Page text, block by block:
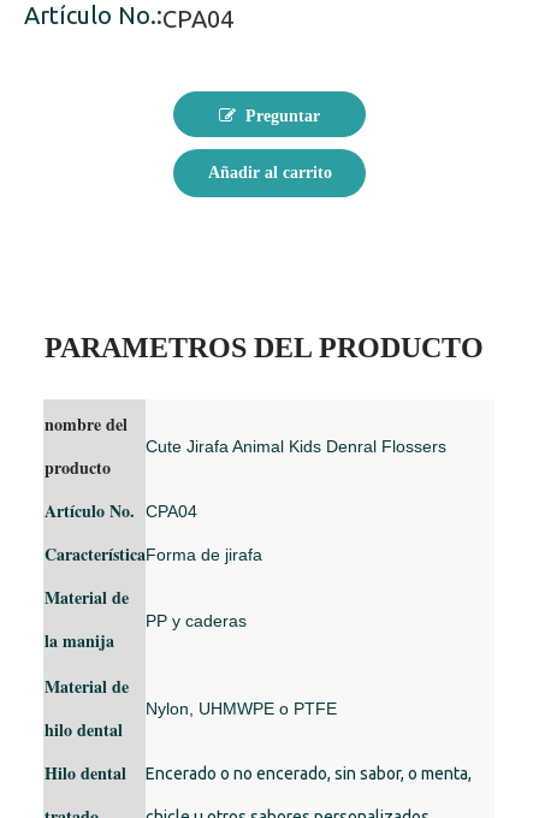
Artículo No.:CPA04
Preguntar
Añadir al carrito
PARAMETROS DEL PRODUCTO
nombre del
producto
Cute Jirafa Animal Kids Denral Flossers
Artículo No. CPA04
CaracterísticaForma de jirafa
Material de
la manija
PP y caderas
Material de
hilo dental
Nylon, UHMWPE o PTFE
Hilo dental
Encerado o no encerado, sin sabor, o menta,